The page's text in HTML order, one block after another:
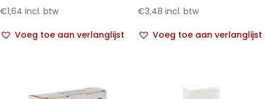
€1,64 incl. btw
Voeg toe aan verlanglijst
€3,48 incl. btw
Voeg toe aan verlanglijst